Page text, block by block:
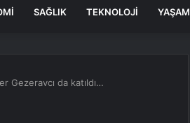
SAĞLIK TEKNOLOJI YAŞAM
Gezeravcı da katıldı…